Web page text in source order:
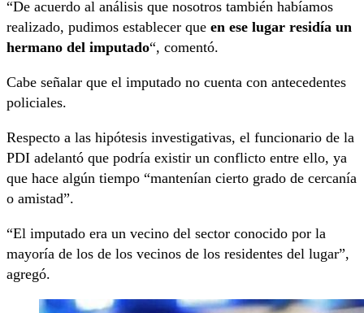
“De acuerdo al análisis que nosotros también habíamos
realizado, pudimos establecer que en ese lugar residía un
hermano del imputado“, comentó.
Cabe señalar que el imputado no cuenta con antecedentes
policiales.
Respecto a las hipótesis investigativas, el funcionario de la
PDI adelantó que podría existir un conflicto entre ello, ya
que hace algún tiempo “mantenían cierto grado de cercanía
o amistad”.
“El imputado era un vecino del sector conocido por la
mayoría de los de los vecinos de los residentes del lugar”,
agregó.